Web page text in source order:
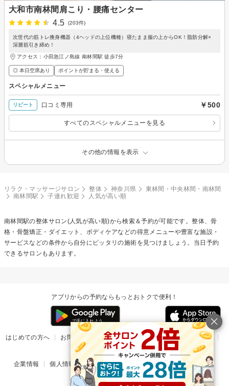
大和市南林間肩こり・腰痛センター
4.5
(203件)
次世代の筋トレ痩身機器（4ヘッドの上位機種）寝たまま服の上からOK！脂肪分解×
深層筋引き締め！
アクセス：小田急江ノ島線 南林間駅 徒歩7分
◎ 本日空席あり ポイントが貯まる・使える
スペシャルメニュー
リピート 口コミ専用 ￥500
すべてのスペシャルメニューを見る
その他の情報を表示
リラク・マッサージサロン 整体 神奈川県
東林間・中央林間・南林間
南林間駅
子連れ歓迎 人気が高い順
南林間駅の整体サロン(人気が高い順)から検索＆予約が可能です。整体、骨
格・骨盤矯正・ダイエット、ボディケアなどの得意メニューや豊富な施設・
サービスなどの条件から自分にピッタリの施術を見つけましょう。当日予約
できるサロンもあります。
アプリからの予約ならもっとおトクで便利！
はじめての方へ お問い合わせ ヘルプ リリース情報
利用規約
掲載ご希望のサロン様
企業情報 個人情報保護方針 楽天のサービス一覧 アプリ一覧
© Rakuten Group, Inc.